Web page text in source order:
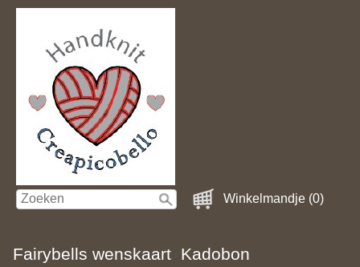
Winkelmandje (0)
Fairybells wenskaart Kadobon